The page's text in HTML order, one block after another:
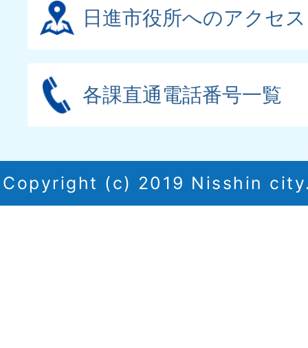
日進市役所へのアクセス
各課直通電話番号一覧
Copyright (c) 2019 Nisshin